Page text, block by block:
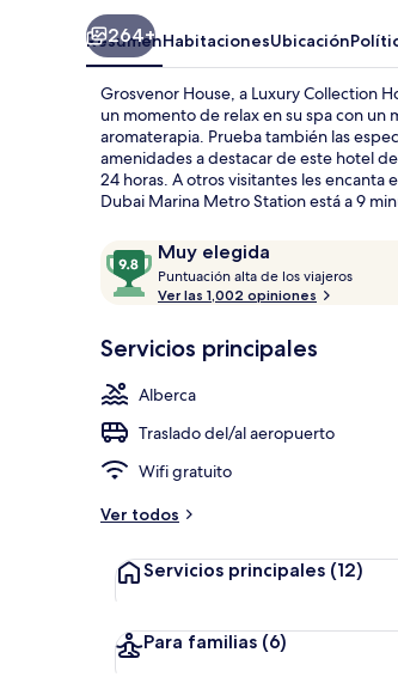
264+
ResumenHabitacionesUbicación
Grosvenor House, a Luxury Collection
un momento de relax en su spa con
aromaterapia. Prueba también las
amenidades a destacar de este hotel
24 horas. A otros visitantes les
Dubai Marina Metro Station está a 9
OpinionesMuy elegida
9.8
de
10,
elegida
Puntuación alta de los viajeros
t
a
Ver las 1,002 opiniones
Servicios principales
Alberca
Traslado del/al aeropuerto
Wifi gratuito
Ver todos
Servicios principales (12)
Para familias (6)